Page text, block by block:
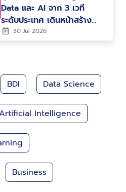
Data และ AI จาก 3 เวที
ระดับประเทศ เดินหน้าสร้าง
คน สร้างนวัตกรรม ขับ
30 Jul 2026
BDI Data Science
Artificial Intelligence
Business